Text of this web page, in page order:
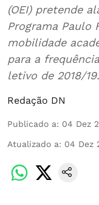
(OEI) pretende
Programa Paulo
mobilidade
para a
letivo de 2018/19.
Redação DN
Publicado a: 04 Dez
Atualizado a: 04 Dez